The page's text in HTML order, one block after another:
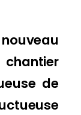
de